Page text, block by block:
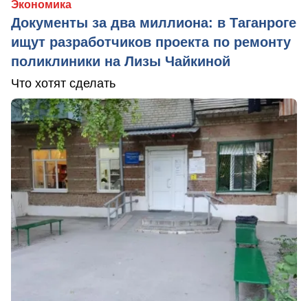
Экономика
Документы за два миллиона: в Таганроге
ищут разработчиков проекта по ремонту
поликлиники на Лизы Чайкиной
Что хотят сделать